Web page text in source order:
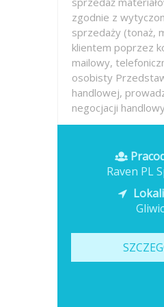
zgodnie z
sprzedaży (tonaż,
klientem poprzez
mailowy,
osobisty
handlowej,
negocjacji
Raven PL